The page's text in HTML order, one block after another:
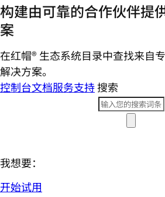
构建由可靠的合作伙伴提
案
在红帽® 生态系统目录中查找来自
解决方案。
控制台文档服务支持搜索
我想要：
开始试用